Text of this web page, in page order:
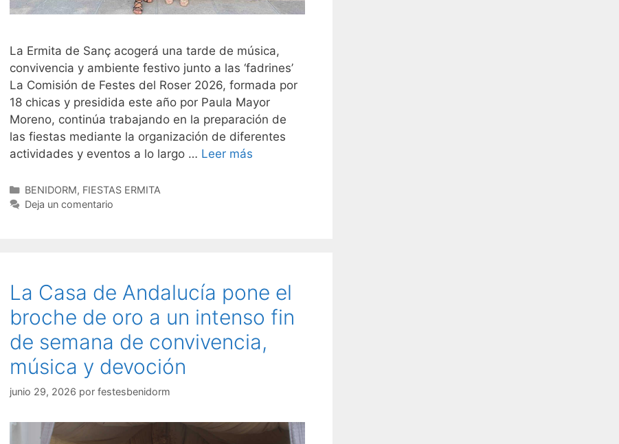
La Ermita de Sanç acogerá una tarde de música,
convivencia y ambiente festivo junto a las ‘fadrines’
La Comisión de Festes del Roser 2026, formada por
18 chicas y presidida este año por Paula Mayor
Moreno, continúa trabajando en la preparación de
las fiestas mediante la organización de diferentes
actividades y eventos a lo largo … Leer más
Categorías
BENIDORM, FIESTAS ERMITA
Deja un comentario
La Casa de Andalucía pone el
broche de oro a un intenso fin
de semana de convivencia,
música y devoción
junio 29, 2026 por festesbenidorm